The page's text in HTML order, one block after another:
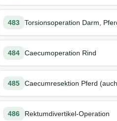
483 Torsionsoperation Darm,
484 Caecumoperation Rind
485 Caecumresektion Pferd
486 Rektumdivertikel-Operation